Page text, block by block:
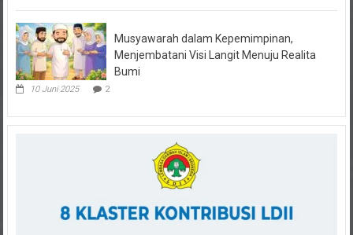
Menjembatani Visi Langit Menuju Realita
Bumi
10 Juni 2025 2